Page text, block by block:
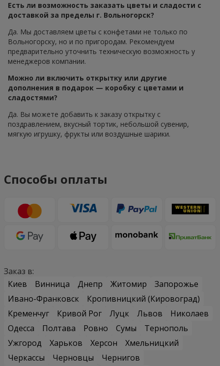
Есть ли возможность заказать цветы и сладости с
доставкой за пределы г. Вольногорск?
Да. Мы доставляем цветы с конфетами не только по
Вольногорску, но и по пригородам. Рекомендуем
предварительно уточнить техническую возможность у
менеджеров компании.
Можно ли включить открытку или другие
дополнения в подарок — коробку с цветами и
сладостями?
Да. Вы можете добавить к заказу открытку с
поздравлением, вкусный тортик, небольшой сувенир,
мягкую игрушку, фрукты или воздушные шарики.
Способы оплаты
Заказ в:
Киев
Винница Днепр Житомир
Запорожье
Ивано-Франковск
Кропивницкий (Кировоград)
Кременчуг
Кривой Рог Луцк Львов
Николаев
Одесса
Полтава Ровно Сумы
Тернополь
Ужгород
Харьков Херсон
Хмельницкий
Черкассы
Черновцы
Чернигов